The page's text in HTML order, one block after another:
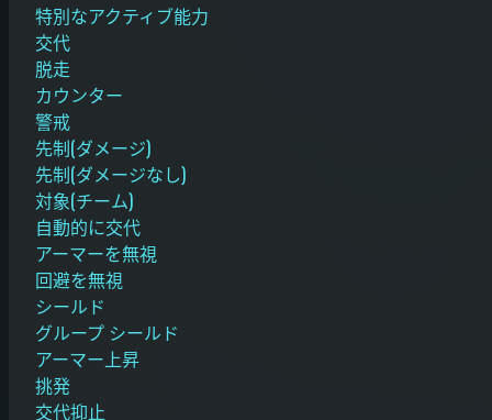
特別なアクティブ能力
交代
脱走
カウンター
警戒
先制(ダメージ)
先制(ダメージなし)
対象(チーム)
自動的に交代
アーマーを無視
回避を無視
シールド
グループ シールド
アーマー上昇
挑発
交代抑止